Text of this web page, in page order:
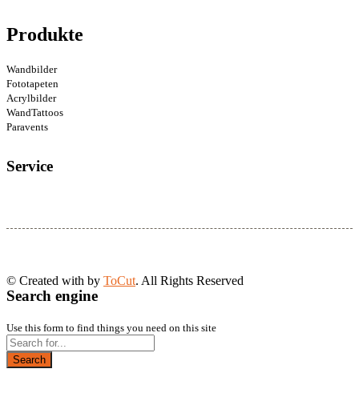
Produkte
Wandbilder
Fototapeten
Acrylbilder
WandTattoos
Paravents
Service
© Created with by ToCut. All Rights Reserved
Search engine
Use this form to find things you need on this site
Search